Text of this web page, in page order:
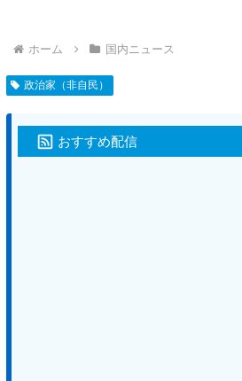
ホーム 国内ニュース
政治家（非自民）
おすすめ配信